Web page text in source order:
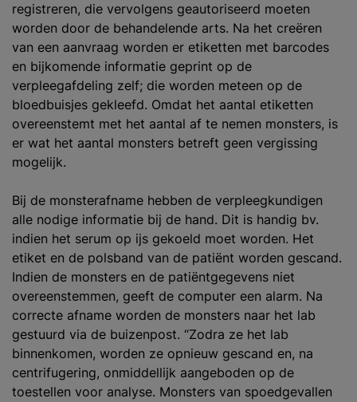
registreren, die vervolgens geautoriseerd moeten
worden door de behandelende arts. Na het creëren
van een aanvraag worden er etiketten met barcodes
en bijkomende informatie geprint op de
verpleegafdeling zelf; die worden meteen op de
bloedbuisjes gekleefd. Omdat het aantal etiketten
overeenstemt met het aantal af te nemen monsters, is
er wat het aantal monsters betreft geen vergissing
mogelijk.
Bij de monsterafname hebben de verpleegkundigen
alle nodige informatie bij de hand. Dit is handig bv.
indien het serum op ijs gekoeld moet worden. Het
etiket en de polsband van de patiënt worden gescand.
Indien de monsters en de patiëntgegevens niet
overeenstemmen, geeft de computer een alarm. Na
correcte afname worden de monsters naar het lab
gestuurd via de buizenpost. “Zodra ze het lab
binnenkomen, worden ze opnieuw gescand en, na
centrifugering, onmiddellijk aangeboden op de
toestellen voor analyse. Monsters van spoedgevallen